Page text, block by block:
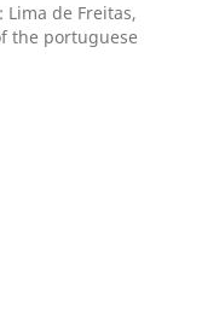
Lima de Freitas,
the portuguese